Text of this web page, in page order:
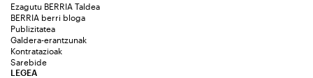
Ezagutu BERRIA Taldea
BERRIA berri bloga
Publizitatea
Galdera-erantzunak
Kontratazioak
Sarebide
LEGEA